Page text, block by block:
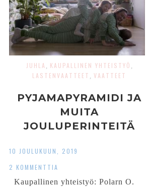
JUHLA KAUPALLINEN YHTEISTYÖ
LASTENVAATTEET ,VAATTEET
PYJAMAPYRAMIDI JA
MUITA
JOULUPERINTEITÄ
10 JOULUKUUN, 2019
2 KOMMENTTIA
Kaupallinen yhteistyö: Polarn O.